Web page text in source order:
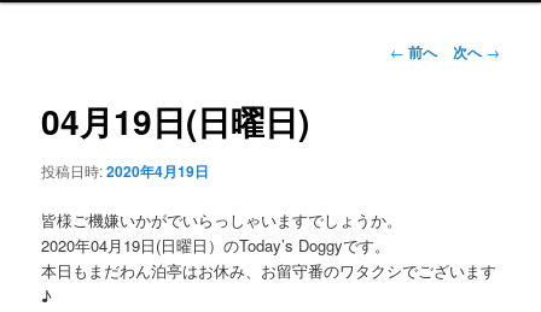
コ
テ
投
ョ
← 前へ 次へ→
04月19日(日曜日)
投稿日時:2020年4月19日
皆様ご機嫌いかがでいらっしゃいますでしょうか。
2020年04月19日(日曜日）のToday’s Doggyです。
本日もまだわん泊亭はお休み、お留守番のワタクシでございます
♪